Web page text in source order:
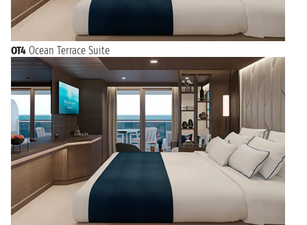
OT4 Ocean Terrace Suite